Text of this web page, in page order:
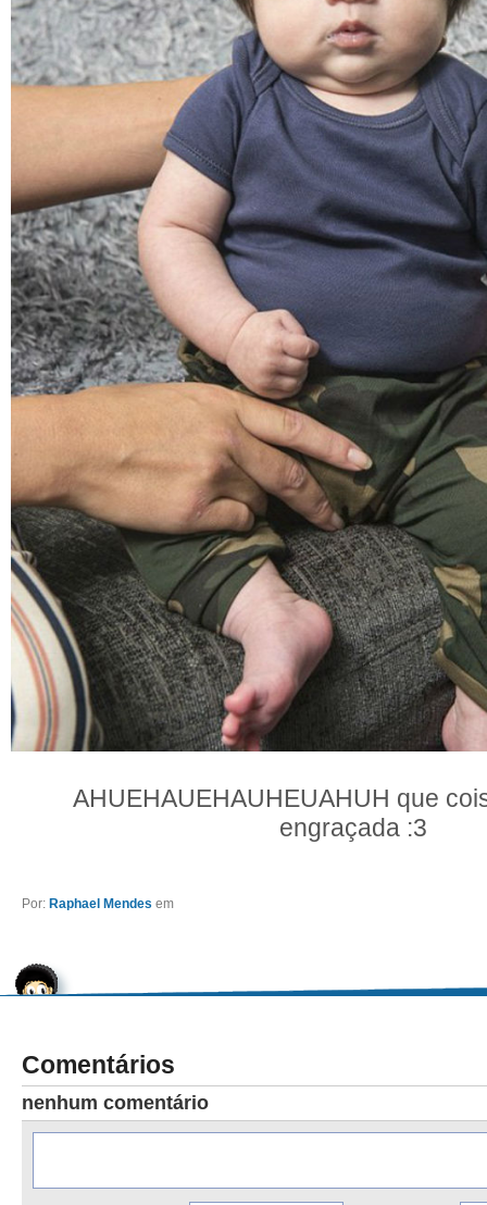
AHUEHAUEHAUHEUAHUH que
engraçada :3
Por: Raphael Mendes em
Comentários
nenhum comentário